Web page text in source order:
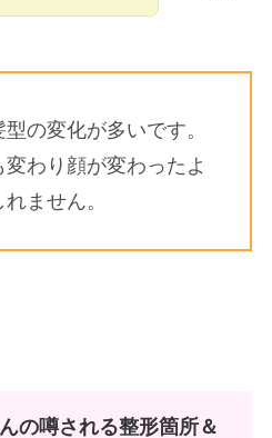
の変化が多いです。
わり顔が変わったよ
ません。
の噂される整形箇所＆